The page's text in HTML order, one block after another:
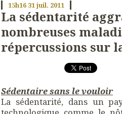
15h16 31juil. 2011
La sédentarité
nombreuses
répercussions sur
Sédentaire sans le vouloir
La sédentarité, dans un